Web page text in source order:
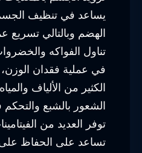
يساعد في تنظيف
الهضم وبالتالي تسريع
تناول الفواكه
في عملية فقدان
الكثير من الألياف
الشعور بالشبع والتحكم
توفر العديد من
تساعد على الحفاظ